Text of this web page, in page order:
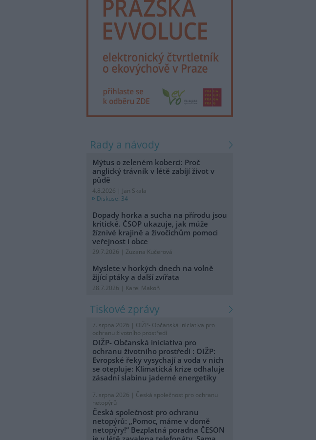
rady a návody
Mýtus o zeleném koberci: Proč
anglický trávník v létě zabíjí život v
půdě
4.8.2026 | Jan Skala
Diskuse: 34
Dopady horka a sucha na přírodu jsou
kritické. ČSOP ukazuje, jak může
žíznivé krajině a živočichům pomoci
veřejnost i obce
29.7.2026 | Zuzana Kučerová
Myslete v horkých dnech na volně
žijící ptáky a další zvířata
28.7.2026 | Karel Makoň
tiskové zprávy
7. srpna 2026 | OIŽP- Občanská iniciativa pro
ochranu životního prostředí
OIŽP- Občanská iniciativa pro
ochranu životního prostředí : OIŽP:
Evropské řeky vysychají a voda v nich
se otepluje: Klimatická krize odhaluje
zásadní slabinu jaderné energetiky
7. srpna 2026 | Česká společnost pro ochranu
netopýrů
Česká společnost pro ochranu
netopýrů: „Pomoc, máme v domě
netopýry!“ Bezplatná poradna ČESON